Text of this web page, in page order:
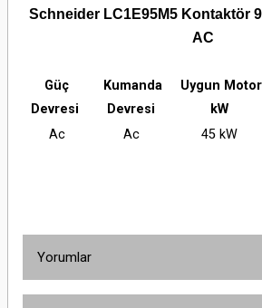
Schneider LC1E95M5 Kontaktör
AC
Güç
Devresi
Kumanda
Devresi
Uygun Motor
kW
Ac
Ac 45 kW
Yorumlar